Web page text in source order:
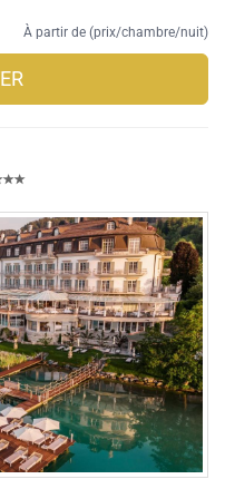
À partir de (prix/chambre/nuit)